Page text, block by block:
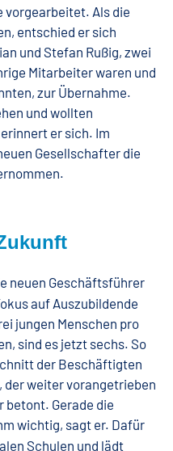
vorgearbeitet. Als die
entschied er sich
und Stefan Rußig, zwei
Mitarbeiter waren und
zur Übernahme.
und wollten
er sich. Im
Gesellschafter die
neuen Geschäftsführer
auf Auszubildende
jungen Menschen pro
sind es jetzt sechs. So
der Beschäftigten
der weiter vorangetrieben
betont. Gerade die
wichtig, sagt er. Dafür
Schulen und lädt